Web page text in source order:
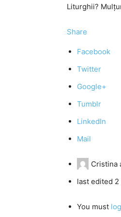
Liturghii?
Share
Facebook
Twitter
Google+
Tumblr
LinkedIn
Mail
Cristina
last edited 2
You must